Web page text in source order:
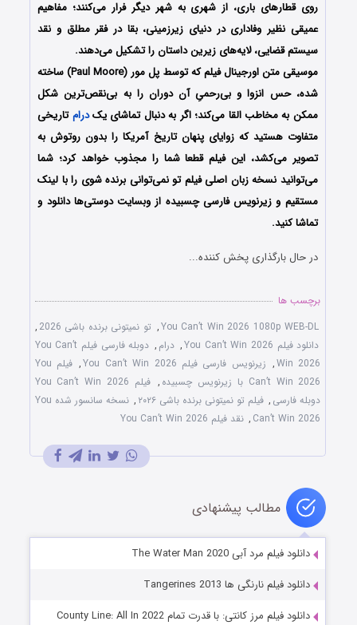
روی قطارهای باری، از شهری به شهر دیگر فرار می‌کنند؛ مفاهیم
عمیقی نظیر وفاداری در دنیای زیرزمینی، بقا در فقر مطلق و نقد
سیستم قضایی، لایه‌های زیرین داستان را تشکیل می‌دهند.
موسیقی متن اورجینال فیلم که توسط پل مور (Paul Moore) ساخته
شده، حس انزوا و بی‌رحمیِ آن دوران را به بی‌نقص‌ترین شکل
ممکن به مخاطب القا می‌کند؛ اگر به دنبال تماشای یکدرامتاریخی
متفاوت هستید که زوایای پنهان تاریخ آمریکا را بدون روتوش به
تصویر می‌کشد، این فیلم قطعا شما را مجذوب خواهد کرد؛ شما
می‌توانید نسخه زبان اصلی فیلم تو نمی‌توانی برنده شوی را با ‌لینک
مستقیم و زیرنویس فارسی چسبیده از وبسایت دوستی‌ها دانلود و
تماشا کنید.
در حال بارگذاری پخش کننده...
برچسب ها
You Can’t Win 2026 1080p WEB-DL
, تو نمیتونی برنده باشی 2026
,
دانلود فیلم You Can’t Win 2026
, درام ,
دوبله فارسی فیلم You Can’t
Win 2026
, زیرنویس فارسی فیلم You Can’t Win 2026 ,
فیلم You
Can’t Win 2026 با زیرنویس چسبیده
,
فیلم You Can’t Win 2026
دوبله فارسی , فیلم تو نمیتونی برنده باشی ۲۰۲۶ ,
نسخه سانسور شده You
Can’t Win 2026
, نقد فیلم You Can’t Win 2026
مطالب پیشنهادی
دانلود فیلم مرد آبی The Water Man 2020
دانلود فیلم نارنگی ها Tangerines 2013
دانلود فیلم مرز کانتی: با قدرت تمام County Line: All In 2022